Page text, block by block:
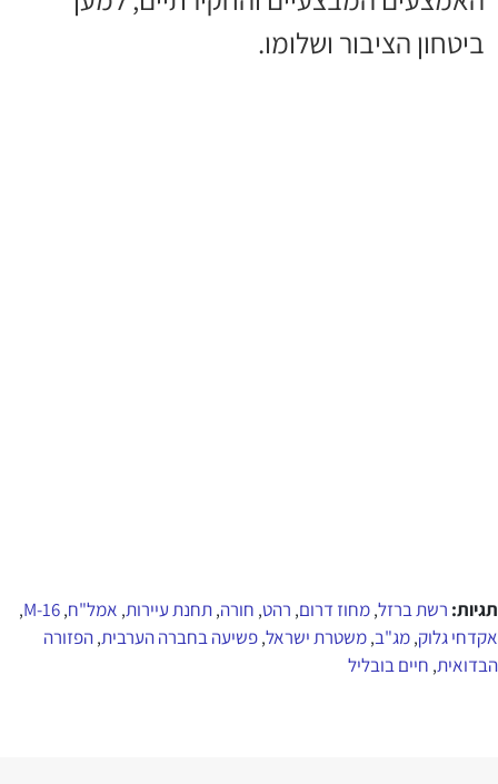
ביטחון הציבור ושלומו.
תגיות: רשת ברזל,מחוז דרום, רהט, חורה,תחנת עיירות, אמל"ח,
M-16
,
אקדחי גלוק,מג"ב,משטרת ישראל,פשיעה בחברה הערבית,הפזורה
הבדואית, חיים בובליל